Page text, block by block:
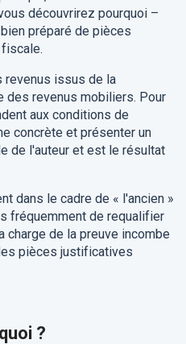
découvrirez pourquoi –
préparé de pièces
revenus issus de la
des revenus mobiliers. Pour
aux conditions de
concrète et présenter un
de l'auteur et est le résultat
dans le cadre de « l'ancien »
fréquemment de requalifier
de la preuve incombe
pièces justificatives
?